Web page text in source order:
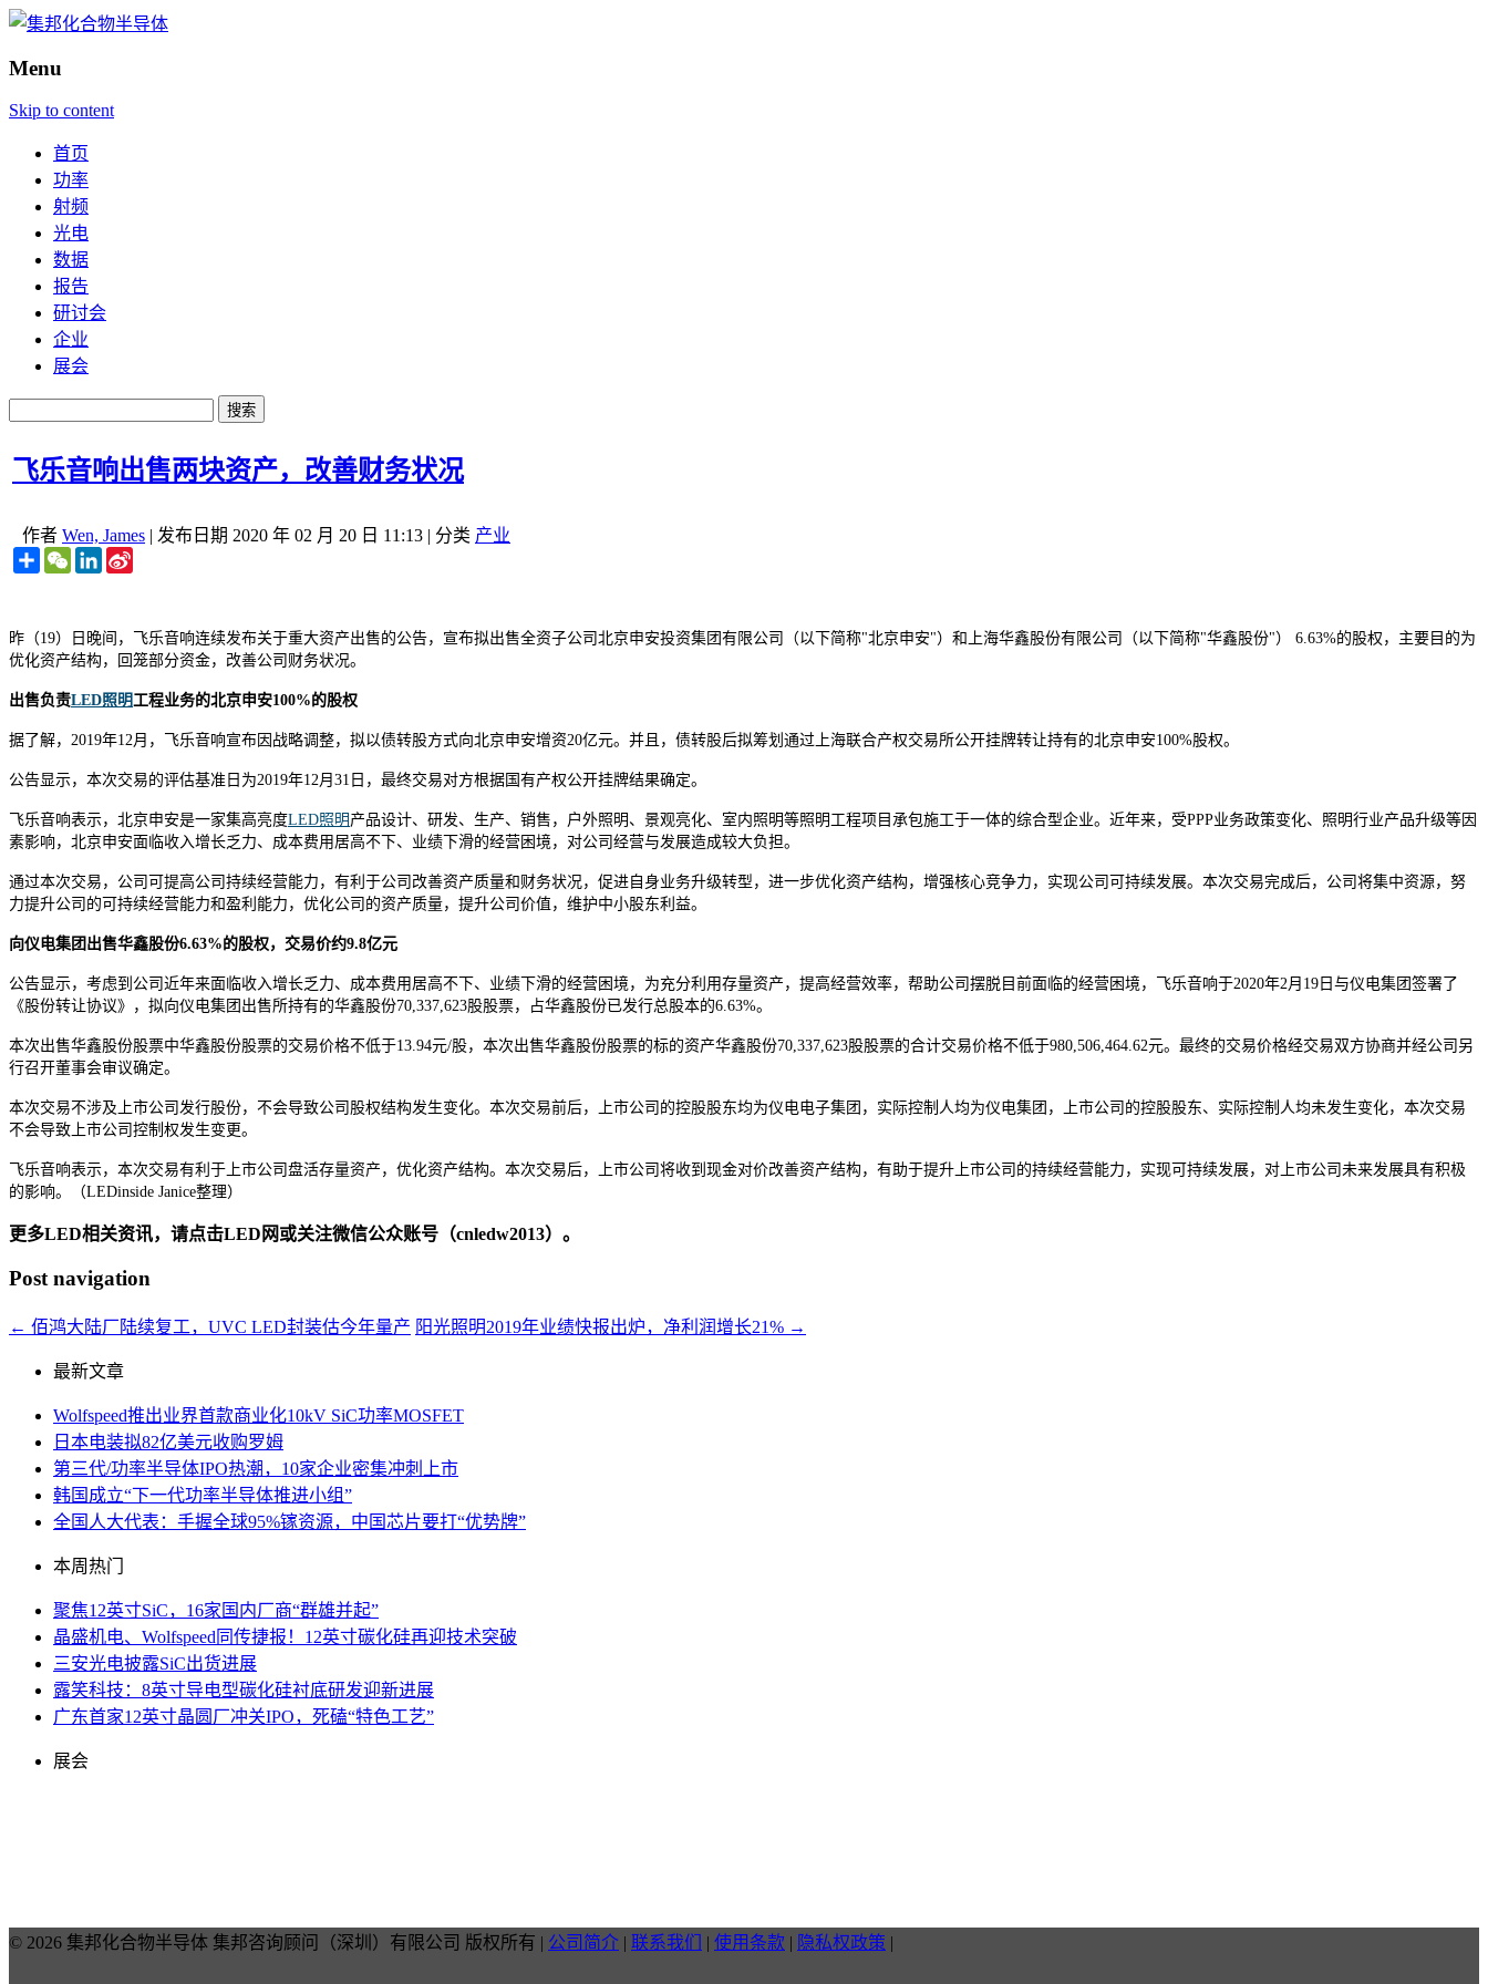
Menu
Skip to content
首页
功率
射频
光电
数据
报告
研讨会
企业
展会
飞乐音响出售两块资产，改善财务状况
作者 Wen, James | 发布日期 2020 年 02 月 20 日 11:13 | 分类 产业
ShareWeChatLinkedIn
昨（19）日晚间，飞乐音响连续发布关于重大资产出售的公告，宣布拟出售全资子公司北京申安投资集团有限公司（以下简称"北京申安"）和上海华鑫股份有限公司（以下简称"华鑫股份"） 6.63%的股权，主要目的为
优化资产结构，回笼部分资金，改善公司财务状况。
出售负责LED照明工程业务的北京申安100%的股权
据了解，2019年12月，飞乐音响宣布因战略调整，拟以债转股方式向北京申安增资20亿元。并且，债转股后拟筹划通过上海联合产权交易所公开挂牌转让持有的北京申安100%股权。
公告显示，本次交易的评估基准日为2019年12月31日，最终交易对方根据国有产权公开挂牌结果确定。
飞乐音响表示，北京申安是一家集高亮度LED照明 产品设计、研发、生产、销售，户外照明、景观亮化、室内照明等照明工程项目承包施工于一体的综合型企业。近年来，受PPP业务政策变化、照明行业产品升级等因
素影响，北京申安面临收入增长乏力、成本费用居高不下、业绩下滑的经营困境，对公司经营与发展造成较大负担。
通过本次交易，公司可提高公司持续经营能力，有利于公司改善资产质量和财务状况，促进自身业务升级转型，进一步优化资产结构，增强核心竞争力，实现公司可持续发展。本次交易完成后，公司将集中资源，努
力提升公司的可持续经营能力和盈利能力，优化公司的资产质量，提升公司价值，维护中小股东利益。
向仪电集团出售华鑫股份6.63%的股权，交易价约9.8亿元
公告显示，考虑到公司近年来面临收入增长乏力、成本费用居高不下、业绩下滑的经营困境，为充分利用存量资产，提高经营效率，帮助公司摆脱目前面临的经营困境，飞乐音响于2020年2月19日与仪电集团签署了
《股份转让协议》，拟向仪电集团出售所持有的华鑫股份70,337,623股股票，占华鑫股份已发行总股本的6.63%。
本次出售华鑫股份股票中华鑫股份股票的交易价格不低于13.94元/股，本次出售华鑫股份股票的标的资产华鑫股份70,337,623股股票的合计交易价格不低于980,506,464.62元。最终的交易价格经交易双方协商并经公司另
行召开董事会审议确定。
本次交易不涉及上市公司发行股份，不会导致公司股权结构发生变化。本次交易前后，上市公司的控股股东均为仪电电子集团，实际控制人均为仪电集团，上市公司的控股股东、实际控制人均未发生变化，本次交易
不会导致上市公司控制权发生变更。
飞乐音响表示，本次交易有利于上市公司盘活存量资产，优化资产结构。本次交易后，上市公司将收到现金对价改善资产结构，有助于提升上市公司的持续经营能力，实现可持续发展，对上市公司未来发展具有积极
的影响。（LEDinside Janice整理）
更多LED相关资讯，请点击LED网或关注微信公众账号（cnledw2013）。
Post navigation
← 佰鸿大陆厂陆续复工，UVC LED封装估今年量产 阳光照明2019年业绩快报出炉，净利润增长21% →
最新文章
Wolfspeed推出业界首款商业化10kV SiC功率MOSFET
日本电装拟82亿美元收购罗姆
第三代/功率半导体IPO热潮，10家企业密集冲刺上市
韩国成立“下一代功率半导体推进小组”
全国人大代表：手握全球95%镓资源，中国芯片要打“优势牌”
本周热门
聚焦12英寸SiC，16家国内厂商“群雄并起”
晶盛机电、Wolfspeed同传捷报！12英寸碳化硅再迎技术突破
三安光电披露SiC出货进展
露笑科技：8英寸导电型碳化硅衬底研发迎新进展
广东首家12英寸晶圆厂冲关IPO，死磕“特色工艺”
展会
© 2026 集邦化合物半导体 集邦咨询顾问（深圳）有限公司 版权所有 | 公司简介 | 联系我们 | 使用条款 | 隐私权政策 |